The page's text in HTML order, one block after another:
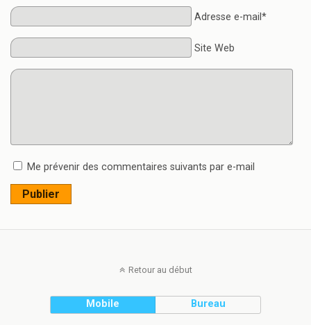
Adresse e-mail*
Site Web
Me prévenir des commentaires suivants par e-mail
Publier
Retour au début
Mobile Bureau